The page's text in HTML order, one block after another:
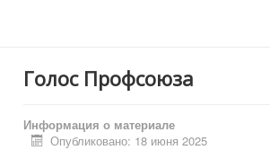
Голос Профсоюза
Информация о материале
Опубликовано: 18 июня 2025